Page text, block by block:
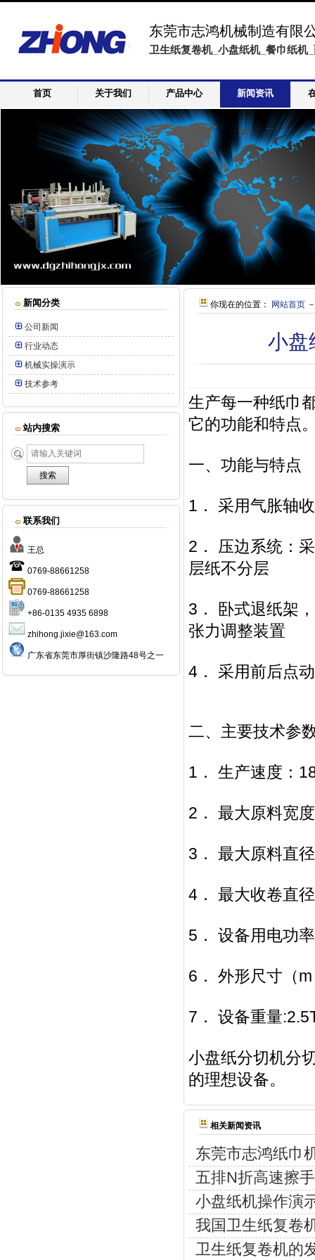
东莞市志鸿机械制造有限
卫生纸复卷机_小盘纸机_餐巾纸机
首页 关于我们 产品中心 新闻资讯
新闻分类
公司新闻
行业动态
机械实操演示
技术参考
站内搜索
联系我们
王总
0769-88661258
0769-88661258
+86-0135 4935 6898
zhihong.jixie@163.com
广东省东莞市厚街镇沙隆路48号之一
你现在的位置： 网站首页
小盘
生产每一种纸巾
它的功能和特点
一、功能与
1． 采用气胀
2． 压边系统：
层纸不分层
3． 卧式退纸架
张力调整装
4． 采用前后点
二、主要技
1． 生产速度
2． 最大原料
3． 最大原料
4． 最大收卷
5． 设备用电
6． 外形尺寸
7． 设备重量
小盘纸分切机分
的理想设备。
相关新闻资讯
东莞市志鸿纸巾
五排N折高速擦
小盘纸机操作演
我国卫生纸复卷
卫生纸复卷机的